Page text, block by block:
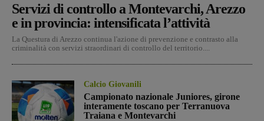
Servizi di controllo a Montevarchi, Arezzo
e in provincia: intensificata l’attività
La Questura di Arezzo continua l'azione di prevenzione e contrasto alla
criminalità con servizi straordinari di controllo del territorio....
Calcio Giovanili
Campionato nazionale Juniores, girone
interamente toscano per Terranuova
Traiana e Montevarchi